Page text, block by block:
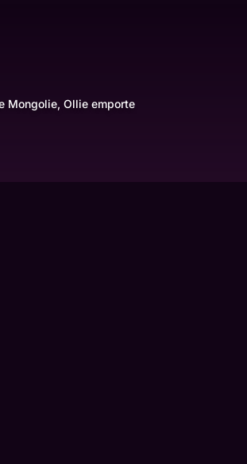
Mongolie, Ollie emporte